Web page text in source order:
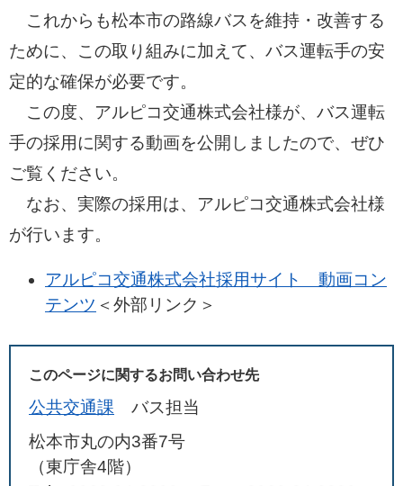
これからも松本市の路線バスを維持・改善する
ために、この取り組みに加えて、バス運転手の安
定的な確保が必要です。
この度、アルピコ交通株式会社様が、バス運転
手の採用に関する動画を公開しましたので、ぜひ
ご覧ください。
なお、実際の採用は、アルピコ交通株式会社様
が行います。
アルピコ交通株式会社採用サイト 動画コン
テンツ ＜外部リンク＞
このページに関するお問い合わせ先
公共交通課
バス担当
松本市丸の内3番7号
（東庁舎4階）